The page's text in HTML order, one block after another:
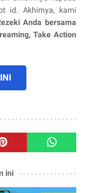
id. Akhirnya, kami
Anda bersama
Take Action
ini